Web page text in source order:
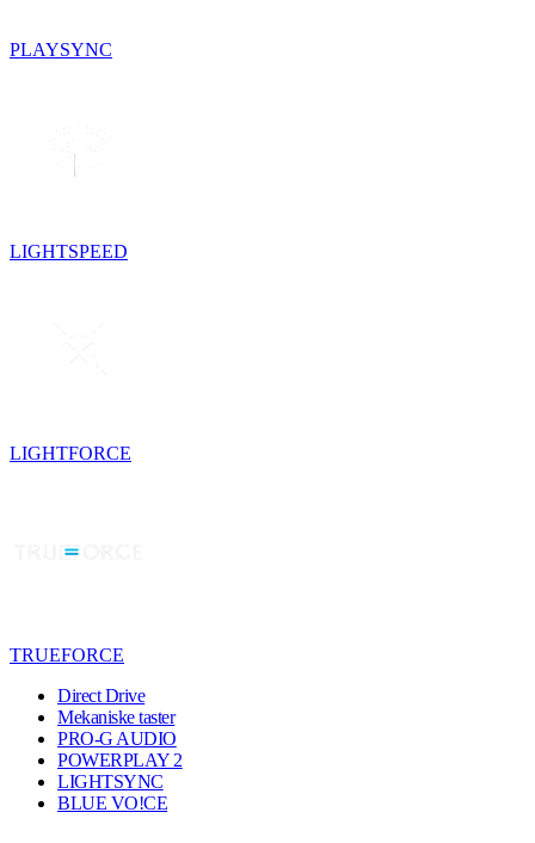
PLAYSYNC
LIGHTSPEED
LIGHTFORCE
TRUEFORCE
Direct Drive
Mekaniske taster
PRO-G AUDIO
POWERPLAY 2
LIGHTSYNC
BLUE VO!CE